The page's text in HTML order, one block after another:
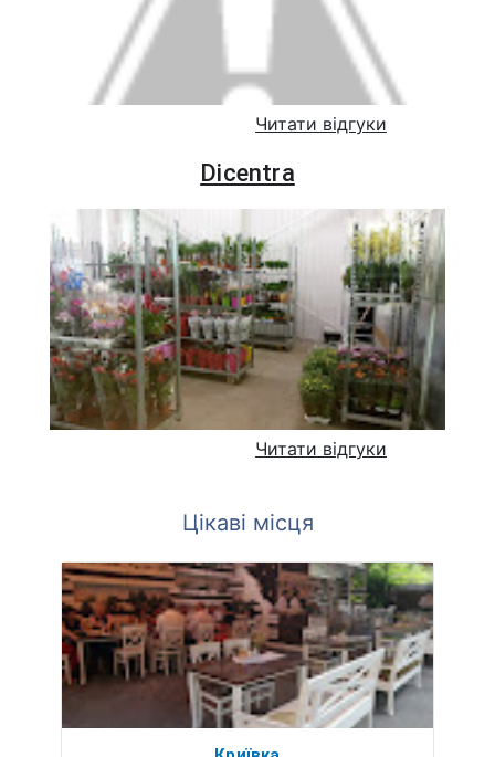
Читати відгуки
Dicentra
Читати відгуки
Цікаві місця